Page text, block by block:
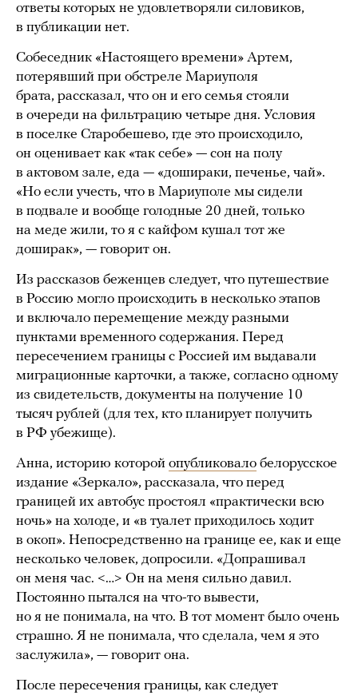
ответы которых не удовлетворяли силовиков,
в публикации нет.
Собеседник «Настоящего времени» Артем,
потерявший при обстреле Мариуполя
брата, рассказал, что он и его семья стояли
в очереди на фильтрацию четыре дня. Условия
в поселке Старобешево, где это происходило,
он оценивает как «так себе» — сон на полу
в актовом зале, еда — «дошираки, печенье, чай».
«Но если учесть, что в Мариуполе мы сидели
в подвале и вообще голодные 20 дней, только
на меде жили, то я с кайфом кушал тот же
доширак», — говорит он.
Из рассказов беженцев следует, что путешествие
в Россию могло происходить в несколько этапов
и включало перемещение между разными
пунктами временного содержания. Перед
пересечением границы с Россией им выдавали
миграционные карточки, а также, согласно одному
из свидетельств, документы на получение 10
тысяч рублей (для тех, кто планирует получить
в РФ убежище).
Анна, историю которой опубликовало белорусское
издание «Зеркало», рассказала, что перед
границей их автобус простоял «практически всю
ночь» на холоде, и «в туалет приходилось ходит
в окоп». Непосредственно на границе ее, как и еще
несколько человек, допросили. «Допрашивал
он меня час. <…> Он на меня сильно давил.
Постоянно пытался на что-то вывести,
но я не понимала, на что. В тот момент было очень
страшно. Я не понимала, что сделала, чем я это
заслужила», — говорит она.
После пересечения границы, как следует